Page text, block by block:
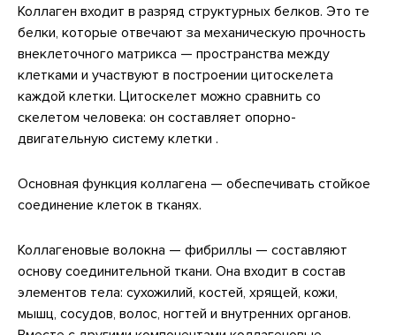
Коллаген входит в разряд структурных белков. Это те
белки, которые отвечают за механическую прочность
внеклеточного матрикса — пространства между
клетками и участвуют в построении цитоскелета
каждой клетки. Цитоскелет можно сравнить со
скелетом человека: он составляет опорно-
двигательную систему клетки .
Основная функция коллагена — обеспечивать стойкое
соединение клеток в тканях.
Коллагеновые волокна — фибриллы — составляют
основу соединительной ткани. Она входит в состав
элементов тела: сухожилий, костей, хрящей, кожи,
мышц, сосудов, волос, ногтей и внутренних органов.